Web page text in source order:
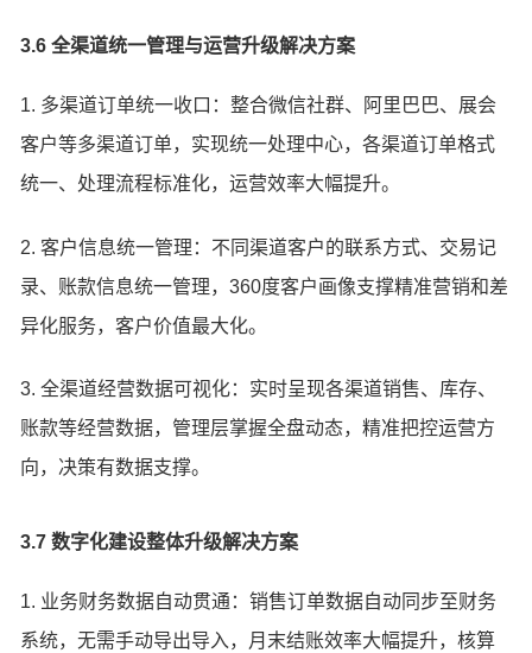
3.6 全渠道统一管理与运营升级解决方案
1. 多渠道订单统一收口：整合微信社群、阿里巴巴、展会
客户等多渠道订单，实现统一处理中心，各渠道订单格式
统一、处理流程标准化，运营效率大幅提升。
2. 客户信息统一管理：不同渠道客户的联系方式、交易记
录、账款信息统一管理，360度客户画像支撑精准营销和差
异化服务，客户价值最大化。
3. 全渠道经营数据可视化：实时呈现各渠道销售、库存、
账款等经营数据，管理层掌握全盘动态，精准把控运营方
向，决策有数据支撑。
3.7 数字化建设整体升级解决方案
1. 业务财务数据自动贯通：销售订单数据自动同步至财务
系统，无需手动导出导入，月末结账效率大幅提升，核算